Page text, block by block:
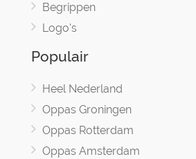
Begrippen
Logo's
Populair
Heel Nederland
Oppas Groningen
Oppas Rotterdam
Oppas Amsterdam